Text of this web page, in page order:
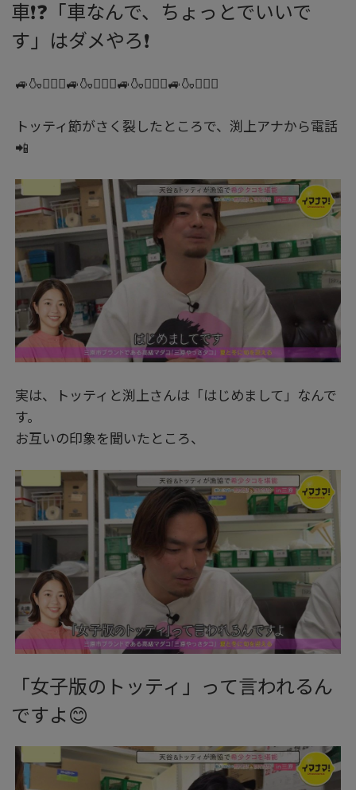
車❗❓「車なんで、ちょっとでいいで
す」はダメやろ❗
🚙🍶🙅🏻‍♂️🚙🍶🙅🏻‍♂️🚙🍶🙅🏻‍♂️🚙🍶🙅🏻‍♂️
トッティ節がさく裂したところで、渕上アナから電話
📲
実は、トッティと渕上さんは「はじめまして」なんで
す。
お互いの印象を聞いたところ、
「女子版のトッティ」って言われるん
ですよ😊